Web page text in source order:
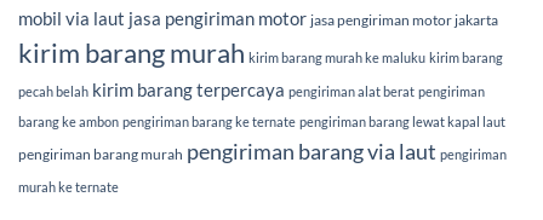
mobil via laut jasa pengiriman motor jasa pengiriman motor jakarta
kirim barang murah kirim barang murah ke maluku kirim barang
pecah belah kirim barang terpercaya pengiriman alat berat pengiriman
barang ke ambon pengiriman barang ke ternate pengiriman barang lewat kapal laut
pengiriman barang murah pengiriman barang via laut pengiriman
murah ke ternate